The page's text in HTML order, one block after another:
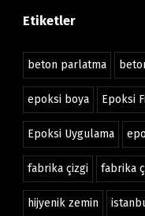
Etiketler
beton parlatma
epoksi boya Epoksi
Epoksi Uygulama
fabrika çizgi fabrika
hijyenik zemin